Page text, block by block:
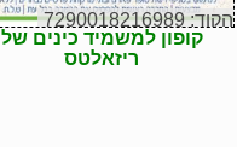
הקוד: 7290018216989
קופון למשמיד כינים של
ריזאלטס